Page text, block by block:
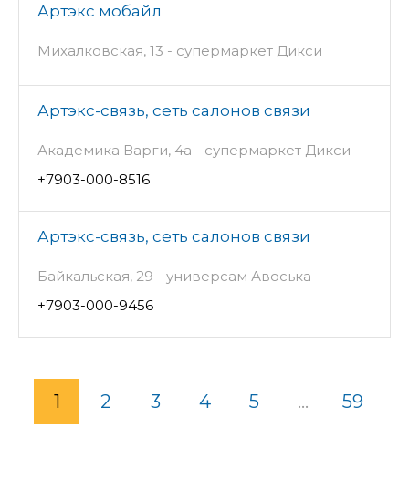
Артэкс мобайл
Михалковская, 13 - супермаркет Дикси
Артэкс-связь, сеть салонов связи
Академика Варги, 4а - супермаркет Дикси
+7903-000-8516
Артэкс-связь, сеть салонов связи
Байкальская, 29 - универсам Авоська
+7903-000-9456
1 2 3 4 5 ... 59